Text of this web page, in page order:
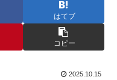
はてブ
コピー
2025.10.15